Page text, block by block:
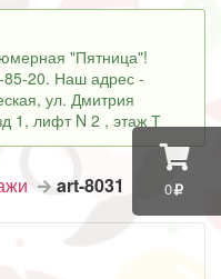
0
"Пятница"!
20. Наш адрес -
ул. Дмитрия
1, лифт N 2 , этаж Т
art-8031